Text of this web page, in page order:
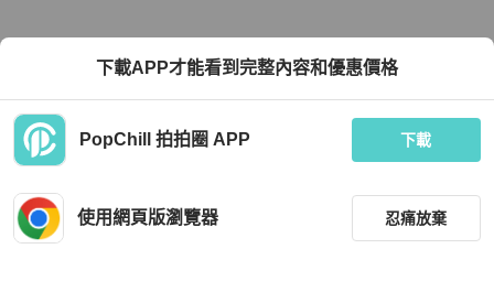
下載APP才能看到完整內容和優惠價格
PopChill 拍拍圈 APP 下載
使用網頁版瀏覽器 忍痛放棄